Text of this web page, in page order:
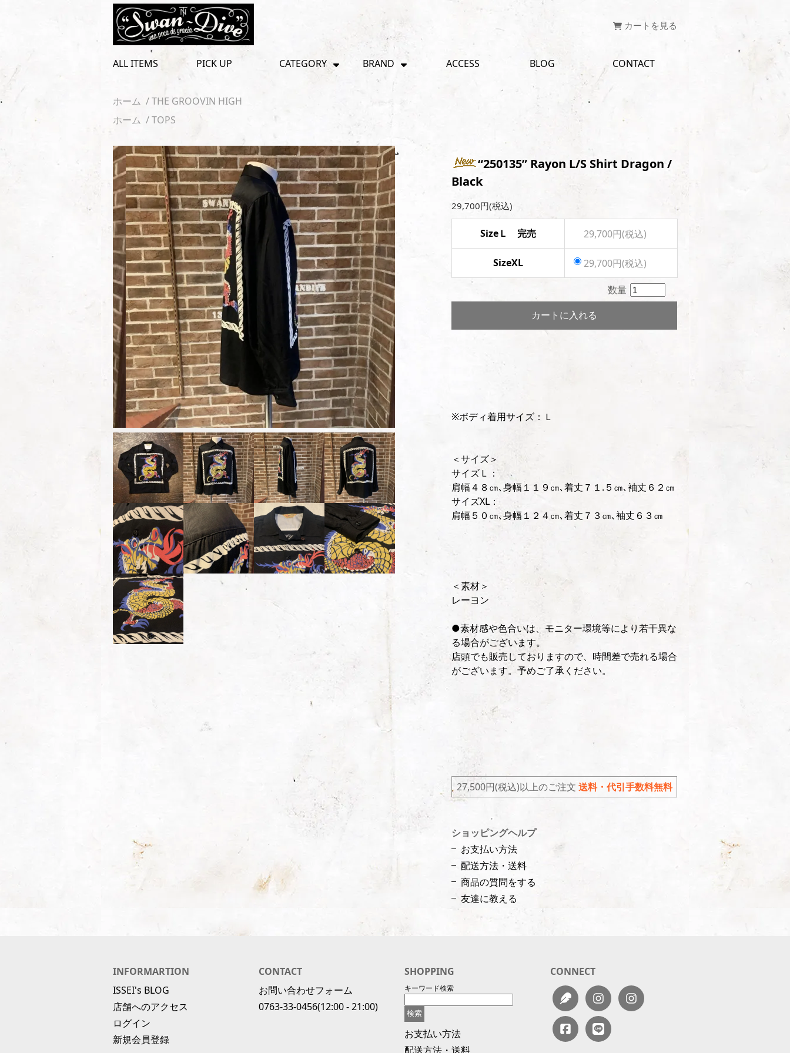
カートを見る
ALL ITEMS PICK UP CATEGORY BRAND ACCESS BLOG CONTACT
ホーム /THE GROOVIN HIGH
ホーム /TOPS
“250135” Rayon L/S Shirt Dragon /
Black
29,700円(税込)
SizeＬ 完売 29,700円(税込)
SizeXL 29,700円(税込)
数量
カートに入れる
※ボディ着用サイズ：Ｌ
＜サイズ＞
サイズＬ：
肩幅４８㎝､身幅１１９㎝､着丈７１.５㎝､袖丈６２㎝
サイズXL：
肩幅５０㎝､身幅１２４㎝､着丈７３㎝､袖丈６３㎝
＜素材＞
レーヨン
●素材感や色合いは、モニター環境等により若干異な
る場合がございます。
店頭でも販売しておりますので、時間差で売れる場合
がございます。予めご了承ください。
27,500円(税込)以上のご注文 送料・代引手数料無料
ショッピングヘルプ
お支払い方法
配送方法・送料
商品の質問をする
友達に教える
INFORMARTION
ISSEI's BLOG
店舗へのアクセス
ログイン
新規会員登録
CONTACT
お問い合わせフォーム
0763-33-0456(12:00 - 21:00)
SHOPPING
キーワード検索
お支払い方法
配送方法・送料
CONNECT